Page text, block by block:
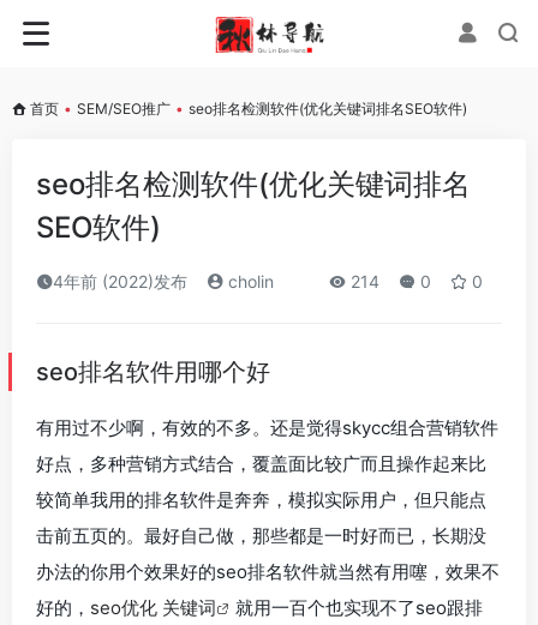
首页 • SEM/SEO推广 • seo排名检测软件(优化关键词排名SEO软件)
seo排名检测软件(优化关键词排名
SEO软件)
4年前 (2022)发布 cholin 214 0 0
seo排名软件用哪个好
有用过不少啊，有效的不多。还是觉得skycc组合营销软件
好点，多种营销方式结合，覆盖面比较广而且操作起来比
较简单我用的排名软件是奔奔，模拟实际用户，但只能点
击前五页的。最好自己做，那些都是一时好而已，长期没
办法的你用个效果好的seo排名软件就当然有用噻，效果不
好的， seo优化 关键词
就用一百个也实现不了seo跟排